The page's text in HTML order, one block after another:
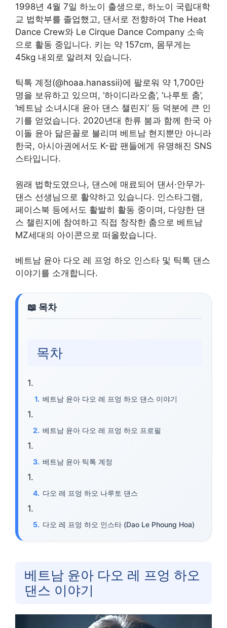
1998년 4월 7일 하노이 출생으로, 하노이 국립대학
교 법학부를 졸업했고, 댄서로 전향하여 The Heat
Dance Crew와 Le Cirque Dance Company 소속
으로 활동 중입니다. 키는 약 157cm, 몸무게는
45kg 내외로 알려져 있습니다.
틱톡 계정(@hoaa.hanassii)에 팔로워 약 1,700만
명을 보유하고 있으며, ‘하이디라오춤’, ‘나루토 춤’,
‘베트남 소녀시대 윤아 댄스 챌린지’ 등 덕분에 큰 인
기를 얻었습니다. 2020년대 한류 붐과 함께 한국 아
이돌 윤아 닮은꼴로 불리며 베트남 현지뿐만 아니라
한국, 아시아권에서도 K-팝 팬들에게 유명해진 SNS
스타입니다.
원래 법학도였으나, 댄스에 매료되어 댄서·안무가·
댄스 선생님으로 활약하고 있습니다. 인스타그램,
페이스북 등에서도 활발히 활동 중이며, 다양한 댄
스 챌린지에 참여하고 직접 창작한 춤으로 베트남
MZ세대의 아이콘으로 떠올랐습니다.
베트남 윤아 다오 레 프엉 하오 인스타 및 틱톡 댄스
이야기를 소개합니다.
목차
베트남 윤아 다오 레 프엉 하오 댄스 이야기
베트남 윤아 다오 레 프엉 하오 프로필
베트남 윤아 틱톡 계정
다오 레 프엉 하오 나루토 댄스
다오 레 프엉 하오 인스타 (Dao Le Phoung Hoa)
베트남 윤아 다오 레 프엉 하오
댄스 이야기